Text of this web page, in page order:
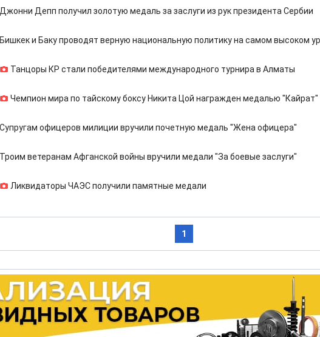
Джонни Депп получил золотую медаль за заслуги из рук президента Сербии
Бишкек и Баку проводят верную национальную политику на самом высоком
Танцоры КР стали победителями международного турнира в Алматы
Чемпион мира по тайскому боксу Никита Цой награжден медалью "Кайрат"
Супругам офицеров милиции вручили почетную медаль "Жена офицера"
Троим ветеранам Афганской войны вручили медали "За боевые заслуги"
Ликвидаторы ЧАЭС получили памятные медали
1